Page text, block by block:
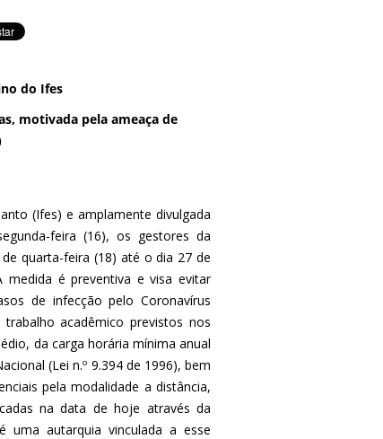
do Ifes
motivada pela ameaça de
(Ifes) e amplamente divulgada
feira (16), os gestores da
quarta-feira (18) até o dia 27 de
é preventiva e visa evitar
de infecção pelo Coronavírus
acadêmico previstos nos
da carga horária mínima anual
(Lei n.º 9.394 de 1996), bem
pela modalidade a distância,
na data de hoje através da
uma autarquia vinculada a esse